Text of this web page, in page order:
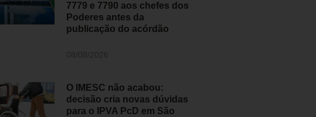
7779 e 7790 aos chefes dos
Poderes antes da
publicação do acórdão
O IMESC não acabou:
decisão cria novas dúvidas
para o IPVA PcD em São